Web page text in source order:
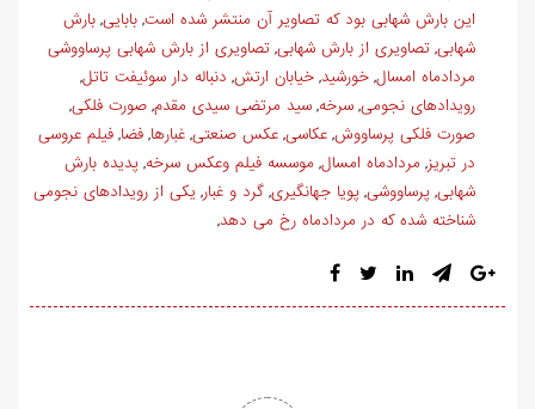
این بارش شهابی بود که تصاویر آن منتشر شده است, بابایی, بارش
شهابی, تصاویری از بارش شهابی, تصاویری از بارش شهابی پرساووشی
مردادماه امسال, خورشید, خیابان ارتش, دنباله دار سوئیفت تاتل,
رویدادهای نجومی, سرخه, سید مرتضی سیدی مقدم, صورت فلکی,
صورت فلکی پرساووش, عکاسی, عکس صنعتی, غبارها, فضا, فیلم عروسی
در تبریز, مردادماه امسال, موسسه فیلم وعکس سرخه, پدیده بارش
شهابی, پرساووشی, پویا جهانگیری, گرد و غبار, یکی از رویدادهای نجومی
شناخته شده که در مردادماه رخ می دهد,